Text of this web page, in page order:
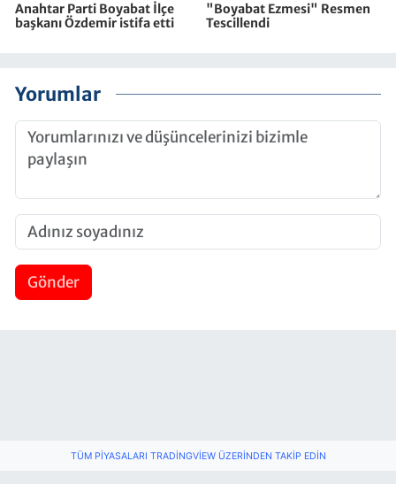
Anahtar Parti Boyabat İlçe
başkanı Özdemir istifa etti
"Boyabat Ezmesi" Resmen
Tescillendi
Yorumlar
Gönder
TÜM PIYASALARI TRADINGVIEW ÜZERINDEN TAKIP EDIN